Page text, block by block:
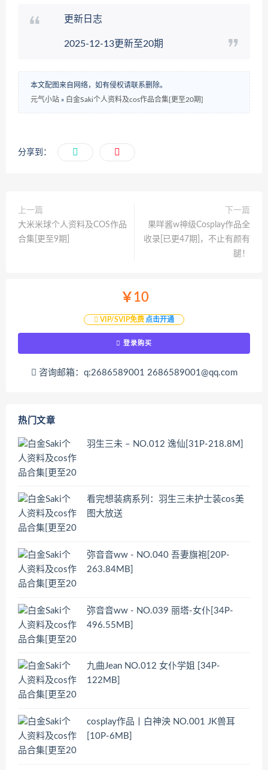
更新日志
2025-12-13更新至20期
本文配图来自网络，如有侵权请联系删除。
元气小站 » 白金Saki个人资料及cos作品合集[更至20期]
分享到：
上一篇
大米米球个人资料及COS作品
合集[更至9期]
下一篇
果咩酱w神级Cosplay作品全
收录[已更47期]，不止有颜有
腿！
￥10
VIP/SVIP免费 点击开通
登录购买
咨询邮箱：q:2686589001 2686589001@qq.com
热门文章
羽生三未 – NO.012 逸仙[31P-218.8M]
看完想装病系列：羽生三未护士装cos美
图大放送
弥音音ww - NO.040 吾妻旗袍[20P-
263.84MB]
弥音音ww - NO.039 丽塔-女仆[34P-
496.55MB]
九曲Jean NO.012 女仆学姐 [34P-
122MB]
cosplay作品丨白神泱 NO.001 JK兽耳
[10P-6MB]